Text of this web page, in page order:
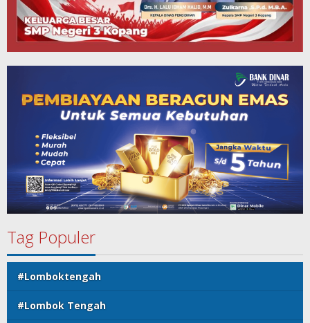
Tag Populer
#Lomboktengah
#Lombok Tengah